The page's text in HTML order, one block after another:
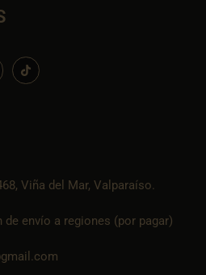
I
c
o
Viña del Mar, Valparaíso.
envío a regiones (por pagar)